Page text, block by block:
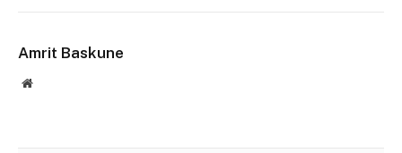
Amrit Baskune
Website